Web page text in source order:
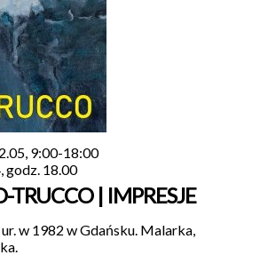
9:00-18:00
godz. 18.00
| IMPRESJE
w 1982 w Gdańsku. Malarka,